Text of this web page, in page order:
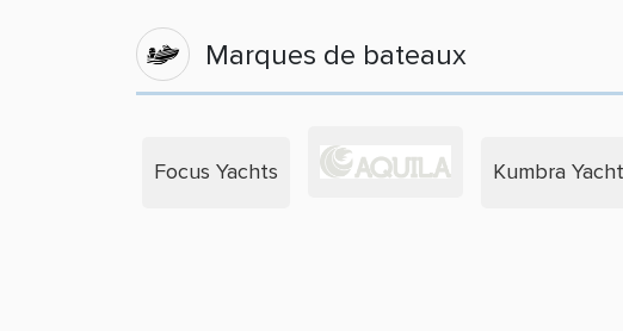
Marques de bateaux
Focus Yachts Kumbra